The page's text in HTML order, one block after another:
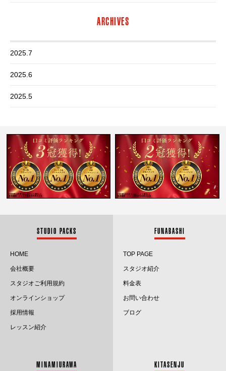
ARCHIVES
2025.7
2025.6
2025.5
2025.3
2025.2
2025.1
2024.9
2024.7
STUDIO PACKS
HOME
会社概要
スタジオご利用規約
オンラインショップ
採用情報
レッスン紹介
FUNABASHI
TOP PAGE
スタジオ紹介
料金表
お問い合わせ
ブログ
MINAMIURAWA KITASENJU